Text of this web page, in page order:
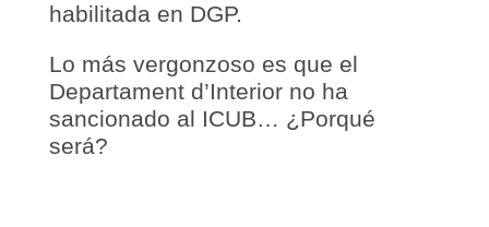
habilitada en DGP.
Lo más vergonzoso es que el
Departament d’Interior no ha
sancionado al ICUB… ¿Porqué
será?